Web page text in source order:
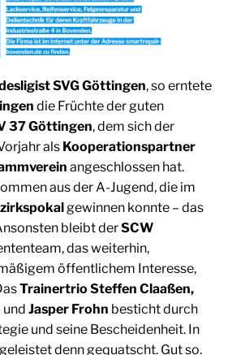
SVG Göttingen, so erntete
die Früchte der guten
37 Göttingen, dem sich der
als Kooperationspartner
angeschlossen hat.
aus der A-Jugend, die im
gewinnen konnte – das
bleibt derSCW
das weiterhin,
öffentlichem Interesse,
Trainertrio Steffen Claaßen,
und Jasper Frohn besticht durch
und seine Bescheidenheit. In
denn gequatscht. Gut so.